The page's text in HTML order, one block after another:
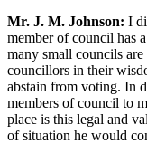
Mr. J. M. Johnson: I
member of council has
many small councils
councillors in their
abstain from voting. In
members of council to
place is this legal and
of situation he would